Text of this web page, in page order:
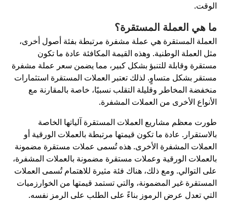
هي العملة المستقرة؟
المستقرة هي عملة مشفرة مرتبطة بفئة أصول أخرى،
العملة الوطنية. وهذه القيمة المكافئة عادة ما تكون
وقابلة للتنبؤ بشكل كبير، مما يضمن سعر عملة مشفرة
بشكل متساوٍ. لذلك تعتبر العملات المستقرة استثمارات
المخاطر وقليلة التقلب نسبيًا، خاصة بالمقارنة مع
الأخرى من العملات المشفرة.
معظم مشاريع العملات المستقرة آلياتها الخاصة
عادة ما تكون قيمتها مرتبطة بالعملات الورقية أو
المشفرة الأخرى. هذه تُسمى عملات مستقرة مضمونة
الورقية وعملات مستقرة مضمونة بالعملات المشفرة،
التوالي. ومع ذلك، هناك فئة مثيرة للاهتمام تُسمى العملات
غير المضمونة، والتي تستمد قيمتها من الخوارزميات
تعدل عرض الرموز بناءً على الطلب على الرمز نفسه.